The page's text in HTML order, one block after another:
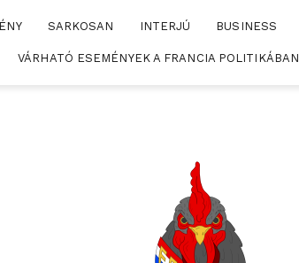
SARKOSAN INTERJÚ BUSINESS
VÁRHATÓ ESEMÉNYEK A FRANCIA POLITIKÁBAN